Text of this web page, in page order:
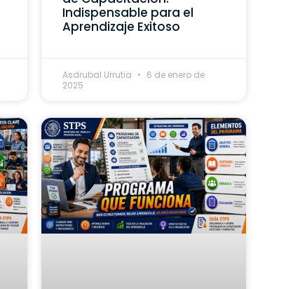
Indispensable para el
Aprendizaje Exitoso
Asdrubal Urrutia
6 de enero de
2025